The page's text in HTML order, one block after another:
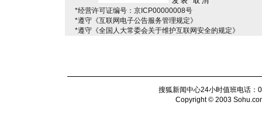
*经营许可证编号：京ICP00000008号
*遵守《互联网电子公告服务管理规定》
*遵守《全国人大常委会关于维护互联网安全的规定》
搜狐新闻中心24小时值班电话
Copyright © 2003